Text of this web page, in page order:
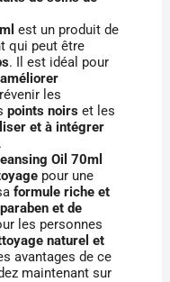
est un produit de
qui peut être
. Il est idéal pour
améliorer
les
points noirset les
et à intégrer
Oil 70ml
pour une
formule riche et
paraben et de
les personnes
naturel et
avantages de ce
maintenant sur